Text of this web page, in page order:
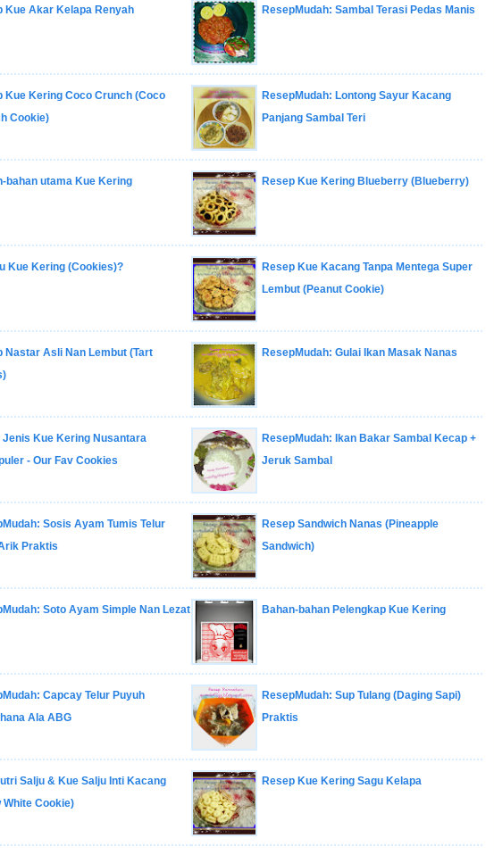
Kue Akar Kelapa Renyah ResepMudah: Sambal Terasi Pedas Manis
Kue Kering Coco Crunch (Coco
Cookie)
ResepMudah: Lontong Sayur Kacang
Panjang Sambal Teri
bahan utama Kue Kering Resep Kue Kering Blueberry (Blueberry)
Kue Kering (Cookies)?
Resep Kue Kacang Tanpa Mentega Super
Lembut (Peanut Cookie)
Nastar Asli Nan Lembut (Tart
ResepMudah: Gulai Ikan Masak Nanas
Jenis Kue Kering Nusantara
- Our Fav Cookies
ResepMudah: Ikan Bakar Sambal Kecap +
Jeruk Sambal
Sosis Ayam Tumis Telur
Praktis
Resep Sandwich Nanas (Pineapple
Sandwich)
Soto Ayam Simple Nan Lezat Bahan-bahan Pelengkap Kue Kering
Capcay Telur Puyuh
Ala ABG
ResepMudah: Sup Tulang (Daging Sapi)
Praktis
Salju & Kue Salju Inti Kacang
White Cookie)
Resep Kue Kering Sagu Kelapa